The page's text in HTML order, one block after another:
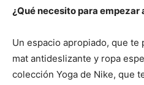
¿Qué necesito para
Un espacio apropiado, que te
mat antideslizante y ropa
colección Yoga de Nike, que